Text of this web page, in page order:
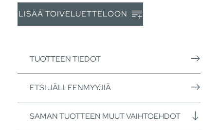
LISÄÄ TOIVELUETTELOON
TUOTTEEN TIEDOT
ETSI JÄLLEENMYYJIÄ
SAMAN TUOTTEEN MUUT VAIHTOEHDOT